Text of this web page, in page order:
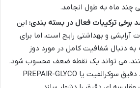
چند ماه به طول انجامد.
برخی ترکیبات فعال در بسته بندی: این
و بهداشتی رایج است، اما برای
به دنبال شفافیت کامل در مورد دوز
می تواند یک نقطه ضعف محسوب شود.
عدم اطلاع از درصد دقیق سوکرالفیت یا PREPAIR-GLYCO